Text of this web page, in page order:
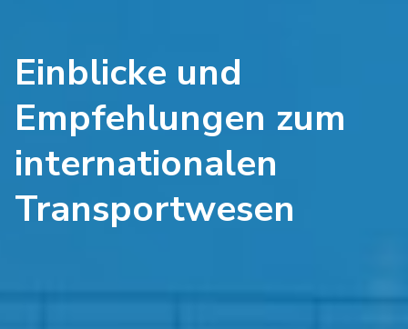
Einblicke und
Empfehlungen zum
internationalen
Transportwesen